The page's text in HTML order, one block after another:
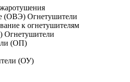
(ОВЭ) Огнетушители
к огнетушителям
(ОП)
(ОУ)